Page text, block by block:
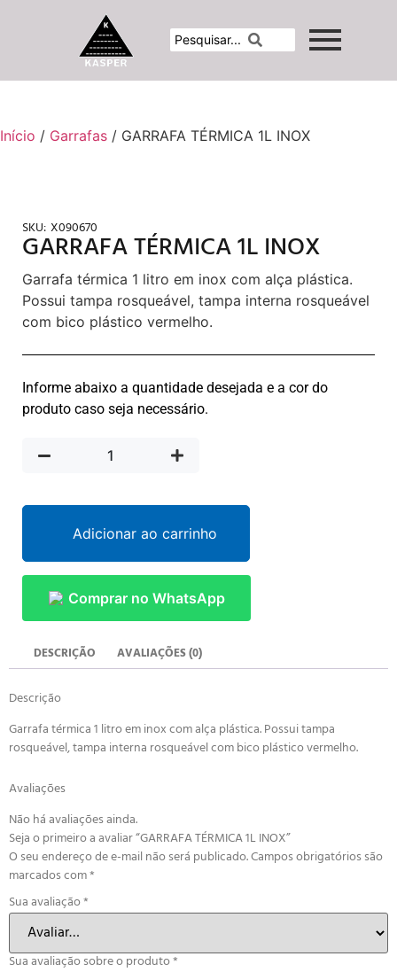
Início / Garrafas / GARRAFA TÉRMICA 1L INOX
SKU: X090670
GARRAFA TÉRMICA 1L INOX
Garrafa térmica 1 litro em inox com alça plástica.
Possui tampa rosqueável, tampa interna rosqueável
com bico plástico vermelho.
Informe abaixo a quantidade desejada e a cor do
produto caso seja necessário.
Adicionar ao carrinho
Comprar no WhatsApp
DESCRIÇÃO AVALIAÇÕES (0)
Descrição
Garrafa térmica 1 litro em inox com alça plástica. Possui tampa
rosqueável, tampa interna rosqueável com bico plástico vermelho.
Avaliações
Não há avaliações ainda.
Seja o primeiro a avaliar “GARRAFA TÉRMICA 1L INOX”
O seu endereço de e-mail não será publicado.Campos obrigatórios são
marcados com*
Sua avaliação*
Sua avaliação sobre o produto*